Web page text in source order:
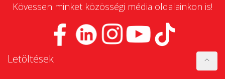
Kövessen minket közösségi média oldalainkon is!
Letöltések